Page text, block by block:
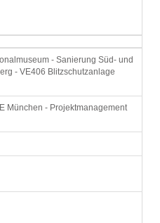
- Sanierung Süd- und
- VE406 Blitzschutzanlage
München - Projektmanagement